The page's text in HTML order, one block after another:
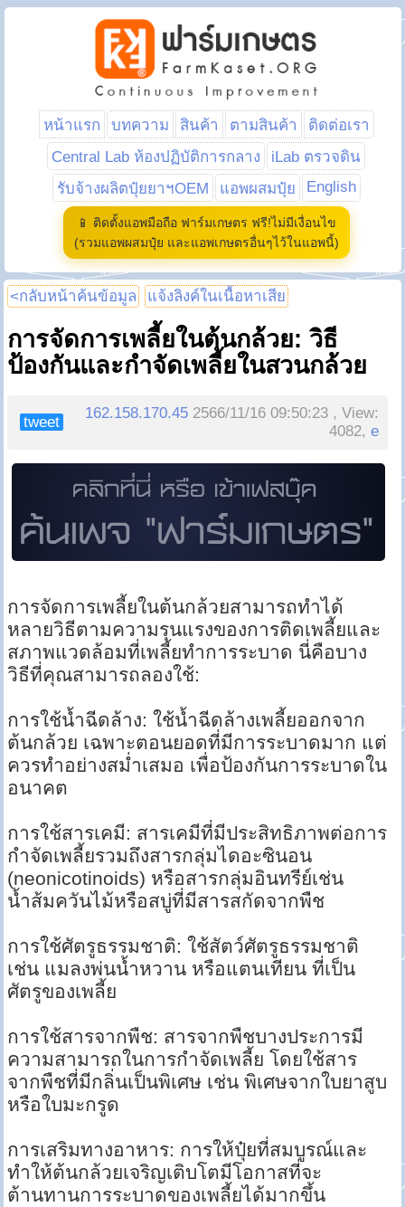
หน้าแรก บทความ สินค้า ตามสินค้า
ติดต่อเรา
Central Lab ห้องปฏิบัติการกลาง
iLab ตรวจดิน
รับจ้างผลิตปุ๋ยยาฯOEM
แอพผสมปุ๋ย English
📱 ติดตั้งแอพมือถือ ฟาร์มเกษตร ฟรี!ไม่มีเงื่อนไข
(รวมแอพผสมปุ๋ย และแอพเกษตรอื่นๆไว้ในแอพนี้)
<กลับหน้าค้นข้อมูล แจ้งลิงค์ในเนื้อหาเสีย
การจัดการเพลี้ยในต้นกล้วย: วิธี
ป้องกันและกำจัดเพลี้ยในสวนกล้วย
tweet
162.158.170.45 2566/11/16 09:50:23 , View:
4082,e
การจัดการเพลี้ยในต้นกล้วยสามารถทำได้
หลายวิธีตามความรุนแรงของการติดเพลี้ยและ
สภาพแวดล้อมที่เพลี้ยทำการระบาด นี่คือบาง
วิธีที่คุณสามารถลองใช้:
การใช้น้ำฉีดล้าง: ใช้น้ำฉีดล้างเพลี้ยออกจาก
ต้นกล้วย เฉพาะตอนยอดที่มีการระบาดมาก แต่
ควรทำอย่างสม่ำเสมอ เพื่อป้องกันการระบาดใน
อนาคต
การใช้สารเคมี: สารเคมีที่มีประสิทธิภาพต่อการ
กำจัดเพลี้ยรวมถึงสารกลุ่มไดอะซินอน
(neonicotinoids) หรือสารกลุ่มอินทรีย์เช่น
น้ำส้มควันไม้หรือสบู่ที่มีสารสกัดจากพืช
การใช้ศัตรูธรรมชาติ: ใช้สัตว์ศัตรูธรรมชาติ
เช่น แมลงพ่นน้ำหวาน หรือแตนเทียน ที่เป็น
ศัตรูของเพลี้ย
การใช้สารจากพืช: สารจากพืชบางประการมี
ความสามารถในการกำจัดเพลี้ย โดยใช้สาร
จากพืชที่มีกลิ่นเป็นพิเศษ เช่น พิเศษจากใบยาสูบ
หรือใบมะกรูด
การเสริมทางอาหาร: การให้ปุ๋ยที่สมบูรณ์และ
ทำให้ต้นกล้วยเจริญเติบโตมีโอกาสที่จะ
ต้านทานการระบาดของเพลี้ยได้มากขึ้น